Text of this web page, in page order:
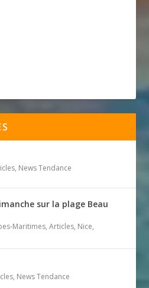
, News Tendance
sur la plage Beau
Maritimes,Articles, Nice,
, News Tendance